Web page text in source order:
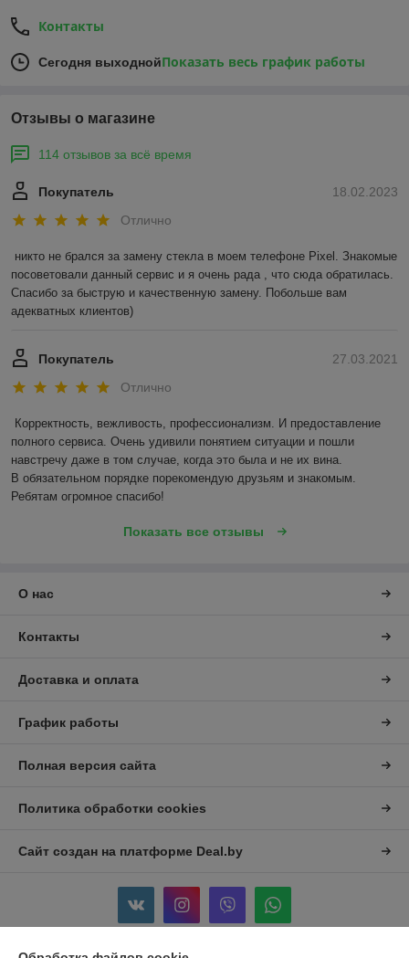
Контакты
Сегодня выходнойПоказать весь график работы
Отзывы о магазине
114 отзывов за всё время
18.02.2023
Покупатель
Отлично
никто не брался за замену стекла в моем телефоне Pixel. Знакомые
посоветовали данный сервис и я очень рада , что сюда обратилась.
Спасибо за быструю и качественную замену. Побольше вам
адекватных клиентов)
27.03.2021
Покупатель
Отлично
Корректность, вежливость, профессионализм. И предоставление
полного сервиса. Очень удивили понятием ситуации и пошли
навстречу даже в том случае, когда это была и не их вина.
В обязательном порядке порекомендую друзьям и знакомым.
Ребятам огромное спасибо!
Показать все отзывы
О нас
Контакты
Доставка и оплата
График работы
Полная версия сайта
Политика обработки cookies
Сайт создан на платформе Deal.by